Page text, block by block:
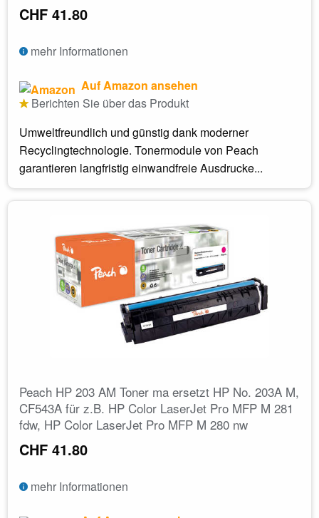
CHF 41.80
mehr Informationen
Auf Amazon ansehen
Berichten Sie über das Produkt
Umweltfreundlich und günstig dank moderner
Recyclingtechnologie. Tonermodule von Peach
garantieren langfristig einwandfreie Ausdrucke...
Peach HP 203 AM Toner ma ersetzt HP No. 203A M,
CF543A für z.B. HP Color LaserJet Pro MFP M 281
fdw, HP Color LaserJet Pro MFP M 280 nw
CHF 41.80
mehr Informationen